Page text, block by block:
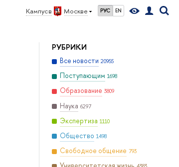
Кампус в Москве РУС EN
РУБРИКИ
Все новости 20955
Поступающим 1698
Образование 3809
Наука 6297
Экспертиза 1110
Общество 1498
Свободное общение 793